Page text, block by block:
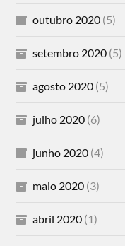
outubro 2020 (5)
setembro 2020 (5)
agosto 2020 (5)
julho 2020 (6)
junho 2020 (4)
maio 2020 (3)
abril 2020 (1)